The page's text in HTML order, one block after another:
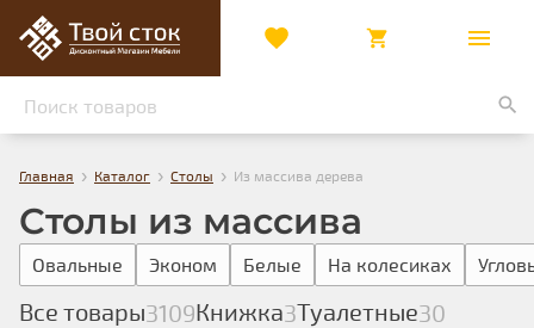
Главная › Каталог › Столы › Из массива дерева
Столы из массива
Овальные Эконом Белые На колесиках
Все товары3109Книжка3Туалетные30